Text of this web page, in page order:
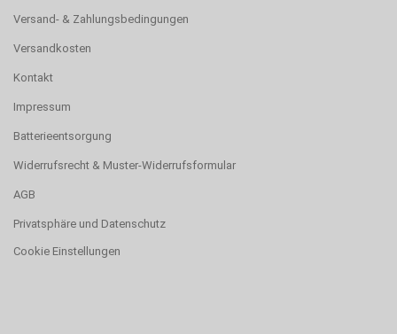
Versand- & Zahlungsbedingungen
Versandkosten
Kontakt
Impressum
Batterieentsorgung
Widerrufsrecht & Muster-Widerrufsformular
AGB
Privatsphäre und Datenschutz
Cookie Einstellungen